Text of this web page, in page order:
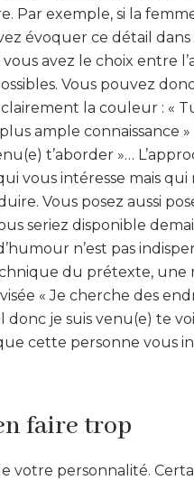
Par exemple, si la
évoquer ce détail
avez le choix entre
Vous pouvez
la couleur : «
ample connaissance
t’aborder »…
vous intéresse mais qui
Vous posez aussi
seriez disponible
n’est pas
du prétexte, une
« Je cherche des
donc je suis venu(e) te
cette personne vous
faire trop
votre personnalité.